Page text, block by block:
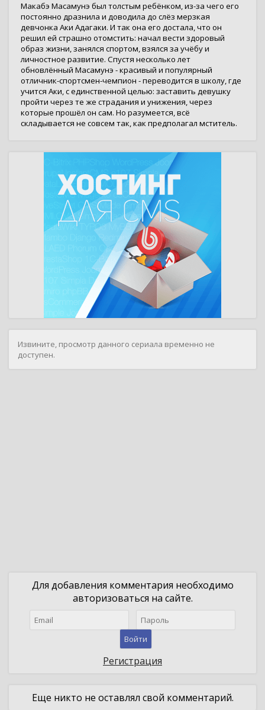
Макабэ Масамунэ был толстым ребёнком, из-за чего его
постоянно дразнила и доводила до слёз мерзкая
девчонка Аки Адагаки. И так она его достала, что он
решил ей страшно отомстить: начал вести здоровый
образ жизни, занялся спортом, взялся за учёбу и
личностное развитие. Спустя несколько лет
обновлённый Масамунэ - красивый и популярный
отличник-спортсмен-чемпион - переводится в школу, где
учится Аки, с единственной целью: заставить девушку
пройти через те же страдания и унижения, через
которые прошёл он сам. Но разумеется, всё
складывается не совсем так, как предполагал мститель.
Извините, просмотр данного сериала временно не
доступен.
Для добавления комментария необходимо
авторизоваться на сайте.
Войти
Регистрация
Еще никто не оставлял свой комментарий.